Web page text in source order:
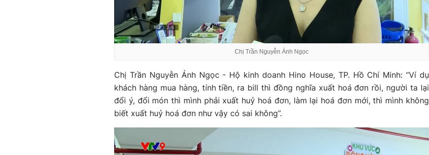
Chị Trần Nguyễn Ánh Ngọc
Chị Trần Nguyễn Ánh Ngọc - Hộ kinh doanh Hino House, TP. Hồ Chí Minh: “Ví dụ
khách hàng mua hàng, tính tiền, ra bill thì đồng nghĩa xuất hoá đơn rồi, người ta lại
đổi ý, đổi món thì mình phải xuất huỷ hoá đơn, làm lại hoá đơn mới, thì mình không
biết xuất huỷ hoá đơn như vậy có sai không”.